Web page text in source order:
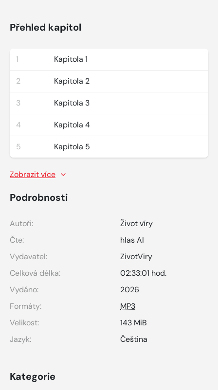
Přehled kapitol
1 Kapitola 1
2 Kapitola 2
3 Kapitola 3
4 Kapitola 4
5 Kapitola 5
Zobrazit více
Podrobnosti
Autoři:
Život víry
Čte:
hlas AI
Vydavatel:
ZivotViry
Celková délka:
02:33:01 hod.
Vydáno:
2026
Formáty:
MP3
Velikost:
143 MiB
Jazyk:
Čeština
Kategorie